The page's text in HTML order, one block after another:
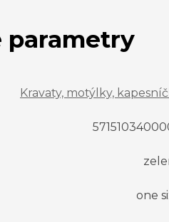
parametry
Kravaty, motýlky,
one